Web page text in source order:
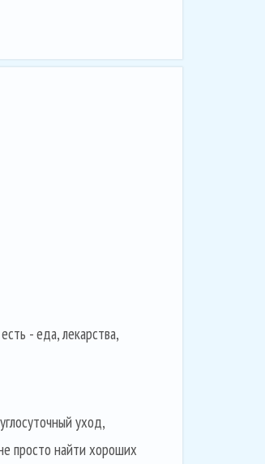
- еда, лекарства,
уход,
просто найти хороших